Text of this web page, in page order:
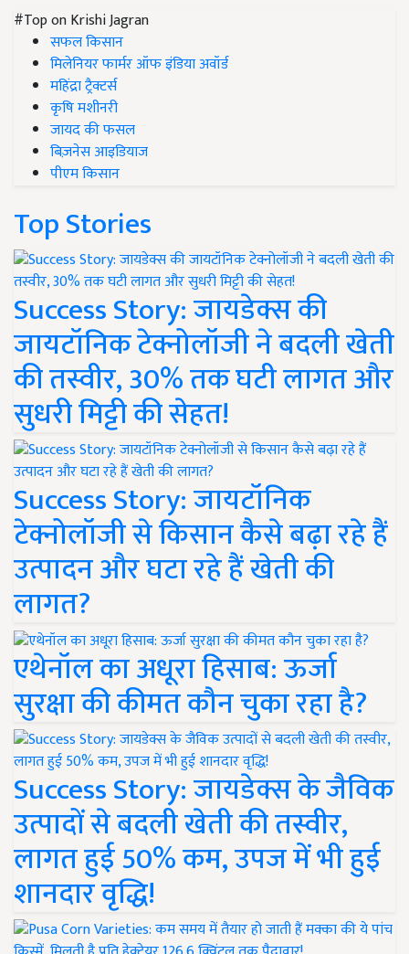
#Top on Krishi Jagran
सफल किसान
मिलेनियर फार्मर ऑफ इंडिया अवॉर्ड
महिंद्रा ट्रैक्टर्स
कृषि मशीनरी
जायद की फसल
बिज़नेस आइडियाज
पीएम किसान
Top Stories
Success Story: जायडेक्स की
जायटॉनिक टेक्नोलॉजी ने बदली खेती
की तस्वीर, 30% तक घटी लागत और
सुधरी मिट्टी की सेहत!
Success Story: जायटॉनिक
टेक्नोलॉजी से किसान कैसे बढ़ा रहे हैं
उत्पादन और घटा रहे हैं खेती की
लागत?
एथेनॉल का अधूरा हिसाब: ऊर्जा
सुरक्षा की कीमत कौन चुका रहा है?
Success Story: जायडेक्स के जैविक
उत्पादों से बदली खेती की तस्वीर,
लागत हुई 50% कम, उपज में भी हुई
शानदार वृद्धि!